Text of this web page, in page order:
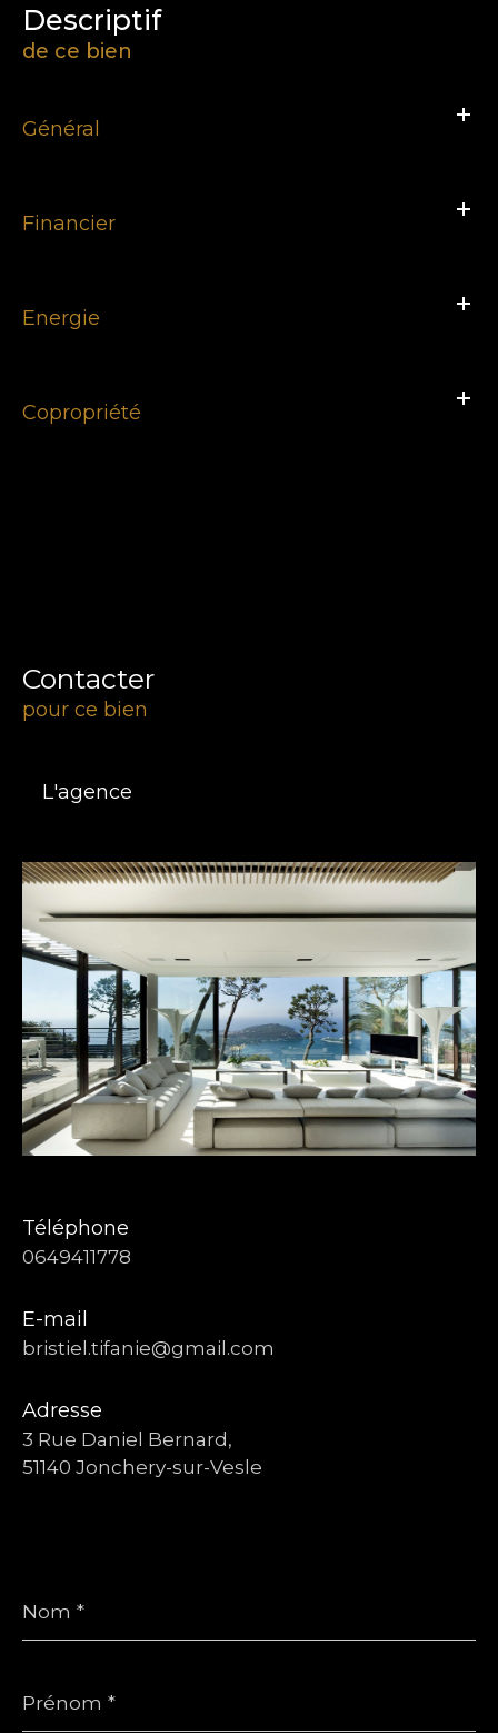
descriptif
de ce bien
Général
Financier
Energie
Copropriété
Contacter
pour ce bien
L'agence
Téléphone
0649411778
E-mail
bristiel.tifanie@gmail.com
Adresse
3 Rue Daniel Bernard,
51140 Jonchery-sur-Vesle
*
*